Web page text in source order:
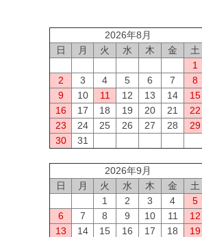
2026年8月
日
月 火 水 木 金
土
1
2
3 4 5 6 7
8
9
10 11 12 13 14
15
16
17 18 19 20 21
22
23
24 25 26 27 28
29
30
31
2026年9月
日
月 火 水 木 金
土
1
2 3 4
5
6
7 8 9 10 11
12
13
14 15 16 17 18
19